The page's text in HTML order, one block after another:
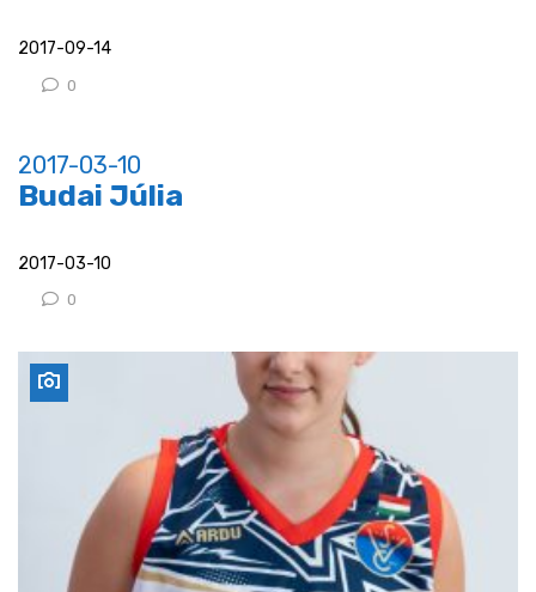
2017-09-14
0
2017-03-10
Budai Júlia
2017-03-10
0